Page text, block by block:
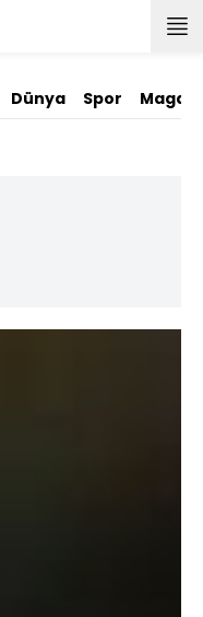
Dünya Spor